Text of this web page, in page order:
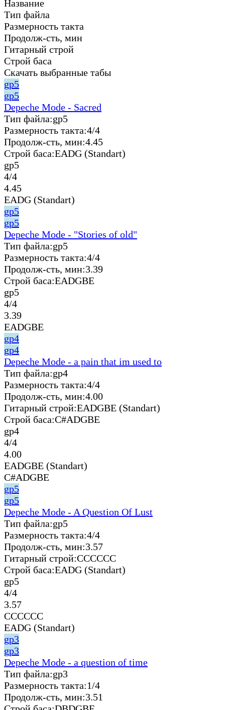
Название
Тип файла
Размерность такта
Продолж-сть, мин
Гитарный строй
Строй баса
Скачать выбранные табы
gp5
gp5
Depeche Mode - Sacred
Тип файла:gp5
Размерность такта:4/4
Продолж-сть, мин:4.45
Строй баса:EADG (Standart)
gp5
4/4
4.45
EADG (Standart)
gp5
gp5
Depeche Mode - "Stories of old"
Тип файла:gp5
Размерность такта:4/4
Продолж-сть, мин:3.39
Строй баса:EADGBE
gp5
4/4
3.39
EADGBE
gp4
gp4
Depeche Mode - a pain that im used to
Тип файла:gp4
Размерность такта:4/4
Продолж-сть, мин:4.00
Гитарный строй:EADGBE (Standart)
Строй баса:C#ADGBE
gp4
4/4
4.00
EADGBE (Standart)
C#ADGBE
gp5
gp5
Depeche Mode - A Question Of Lust
Тип файла:gp5
Размерность такта:4/4
Продолж-сть, мин:3.57
Гитарный строй:CCCCCC
Строй баса:EADG (Standart)
gp5
4/4
3.57
CCCCCC
EADG (Standart)
gp3
gp3
Depeche Mode - a question of time
Тип файла:gp3
Размерность такта:1/4
Продолж-сть, мин:3.51